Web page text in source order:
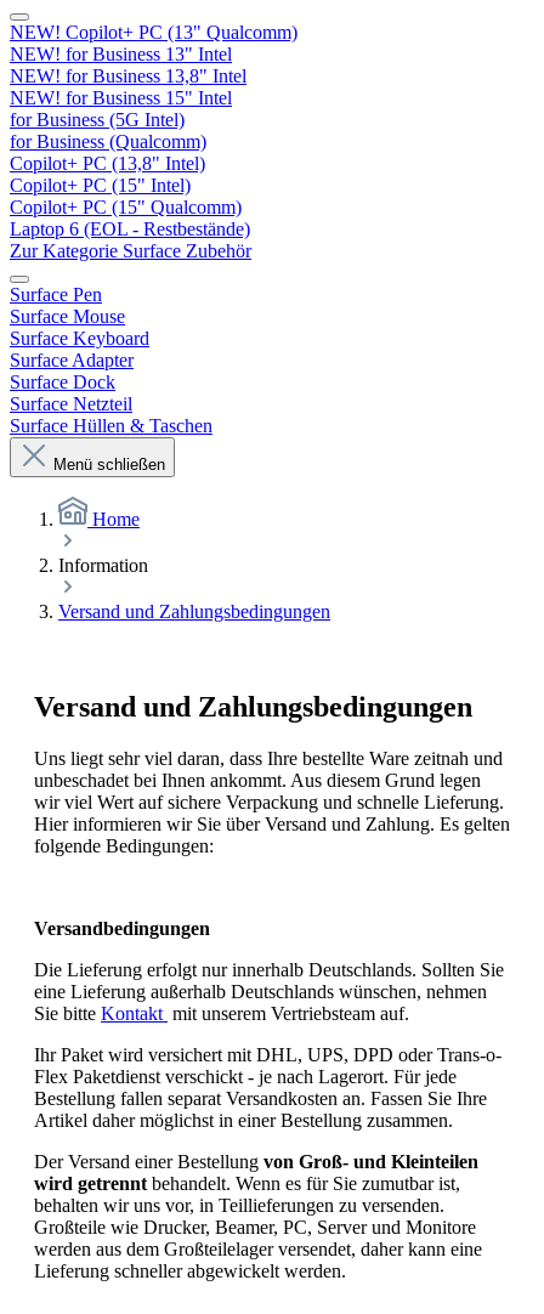
NEW! Copilot+ PC (13" Qualcomm)
NEW! for Business 13" Intel
NEW! for Business 13,8" Intel
NEW! for Business 15" Intel
for Business (5G Intel)
for Business (Qualcomm)
Copilot+ PC (13,8" Intel)
Copilot+ PC (15" Intel)
Copilot+ PC (15" Qualcomm)
Laptop 6 (EOL - Restbestände)
Zur Kategorie Surface Zubehör
Surface Pen
Surface Mouse
Surface Keyboard
Surface Adapter
Surface Dock
Surface Netzteil
Surface Hüllen & Taschen
Menü schließen
Home
Information
Versand und Zahlungsbedingungen
Versand und Zahlungsbedingungen
Uns liegt sehr viel daran, dass Ihre bestellte Ware zeitnah und
unbeschadet bei Ihnen ankommt. Aus diesem Grund legen
wir viel Wert auf sichere Verpackung und schnelle Lieferung.
Hier informieren wir Sie über Versand und Zahlung. Es gelten
folgende Bedingungen:
Versandbedingungen
Die Lieferung erfolgt nur innerhalb Deutschlands. Sollten Sie
eine Lieferung außerhalb Deutschlands wünschen, nehmen
Sie bitte Kontakt mit unserem Vertriebsteam auf.
Ihr Paket wird versichert mit DHL, UPS, DPD oder Trans-o-
Flex Paketdienst verschickt - je nach Lagerort. Für jede
Bestellung fallen separat Versandkosten an. Fassen Sie Ihre
Artikel daher möglichst in einer Bestellung zusammen.
Der Versand einer Bestellung von Groß- und Kleinteilen
wird getrennt behandelt. Wenn es für Sie zumutbar ist,
behalten wir uns vor, in Teillieferungen zu versenden.
Großteile wie Drucker, Beamer, PC, Server und Monitore
werden aus dem Großteilelager versendet, daher kann eine
Lieferung schneller abgewickelt werden.